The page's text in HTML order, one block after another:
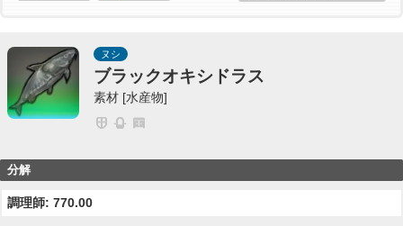
ヌシ
ブラックオキシドラス
素材 [水産物]
分解
調理師: 770.00